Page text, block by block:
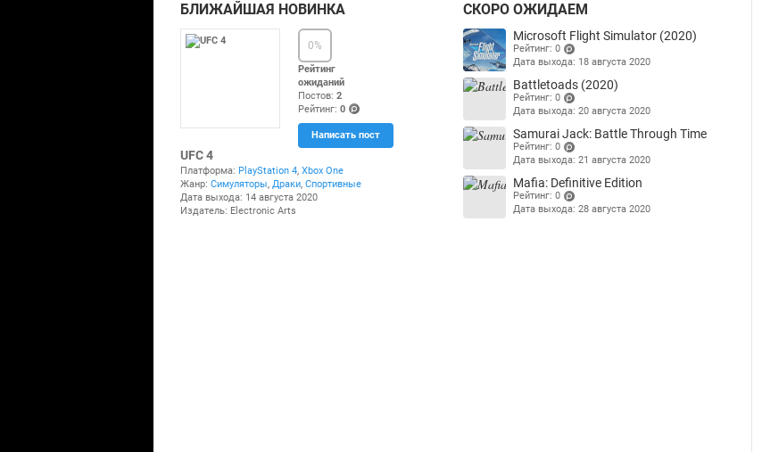
БЛИЖАЙШАЯ НОВИНКА
0%
Рейтинг
ожиданий
Постов: 2
Рейтинг: 0
(po
ints
)
Написать пост
UFC 4
Платформа: PlayStation 4, Xbox One
Жанр: Симуляторы Драки, Спортивные
Дата выхода: 14 августа 2020
Издатель: Electronic Arts
СКОРО ОЖИДАЕМ
Microsoft Flight Simulator (2020)
Рейтинг: 0
(points)
Дата выхода: 18 августа 2020
Battletoads (2020)
Рейтинг: 0
(points)
Дата выхода: 20 августа 2020
Samurai Jack: Battle Through Time
Рейтинг: 0
(points)
Дата выхода: 21 августа 2020
Mafia: Definitive Edition
Рейтинг: 0
(points)
Дата выхода: 28 августа 2020